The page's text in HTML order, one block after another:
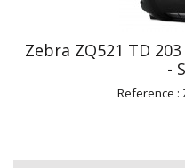
Zebra ZQ521 TD
-
Reference :